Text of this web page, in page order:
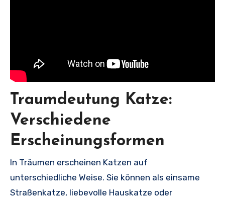
Traumdeutung Katze:
Verschiedene
Erscheinungsformen
In Träumen erscheinen Katzen auf
unterschiedliche Weise. Sie können als einsame
Straßenkatze, liebevolle Hauskatze oder